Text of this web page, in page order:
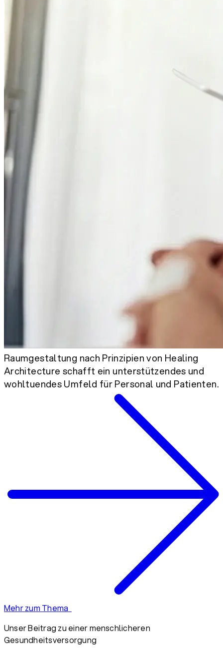
Raumgestaltung nach Prinzipien von Healing
Architecture schafft ein unterstützendes und
wohltuendes Umfeld für Personal und Patienten.
Mehr zum Thema
Unser Beitrag zu einer menschlicheren
Gesundheitsversorgung